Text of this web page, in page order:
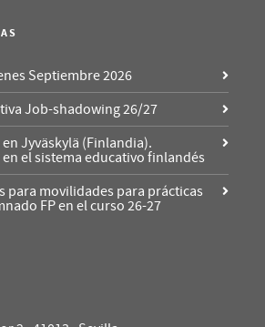
Septiembre 2026
Job-shadowing 26/27
en Jyväskylä (Finlandia).
el sistema educativo finlandés
para movilidades para prácticas
FP en el curso 26-27